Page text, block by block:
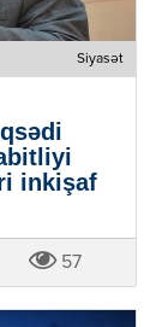
Siyasət
inkişaf
57